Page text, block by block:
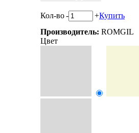
Кол-во- +Купить
Производитель: ROMGIL
Цвет